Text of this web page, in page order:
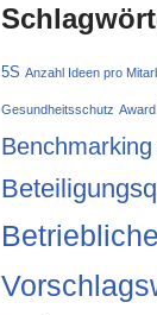
5S Anzahl Ideen pro
Gesundheitsschutz Award
Benchmarking